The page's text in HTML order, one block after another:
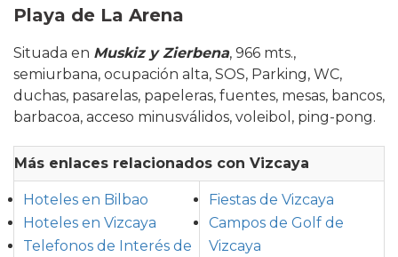
Playa de La Arena
Situada en Muskiz y Zierbena, 966 mts.,
semiurbana, ocupación alta, SOS, Parking, WC,
duchas, pasarelas, papeleras, fuentes, mesas, bancos,
barbacoa, acceso minusválidos, voleibol, ping-pong.
Más enlaces relacionados con Vizcaya
Hoteles en Bilbao
Hoteles en Vizcaya
Telefonos de Interés de
Fiestas de Vizcaya
Campos de Golf de
Vizcaya